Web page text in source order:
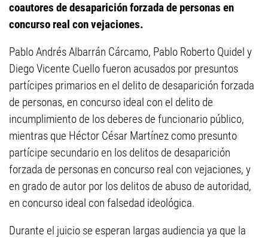
coautores de desaparición forzada de personas en
concurso real con vejaciones.
Pablo Andrés Albarrán Cárcamo, Pablo Roberto Quidel y
Diego Vicente Cuello fueron acusados por presuntos
partícipes primarios en el delito de desaparición forzada
de personas, en concurso ideal con el delito de
incumplimiento de los deberes de funcionario público,
mientras que Héctor César Martínez como presunto
partícipe secundario en los delitos de desaparición
forzada de personas en concurso real con vejaciones, y
en grado de autor por los delitos de abuso de autoridad,
en concurso ideal con falsedad ideológica.
Durante el juicio se esperan largas audiencia ya que la